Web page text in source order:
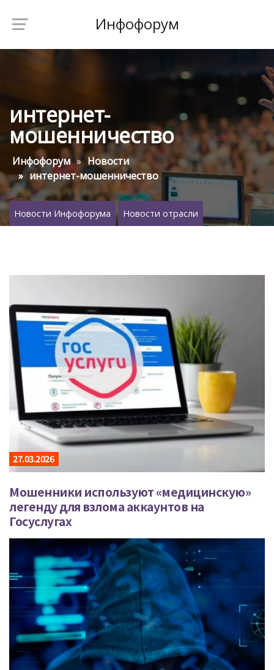
Инфофорум
интернет-
мошенничество
Инфофорум
Новости
интернет-мошенничество
Новости Инфофорума Новости отрасли
27.03.2026
Мошенники используют «медицинскую»
легенду для взлома аккаунтов на
Госуслугах